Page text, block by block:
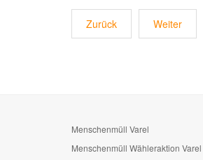
Zurück Weiter
Menschenmüll Varel
Menschenmüll Wähleraktion Varel